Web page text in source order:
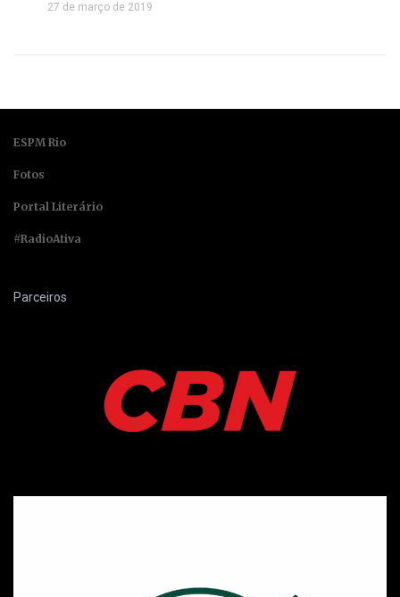
27 de março de 2019
ESPM Rio
Fotos
Portal Literário
#RadioAtiva
Parceiros